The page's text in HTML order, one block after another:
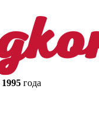
1995 года